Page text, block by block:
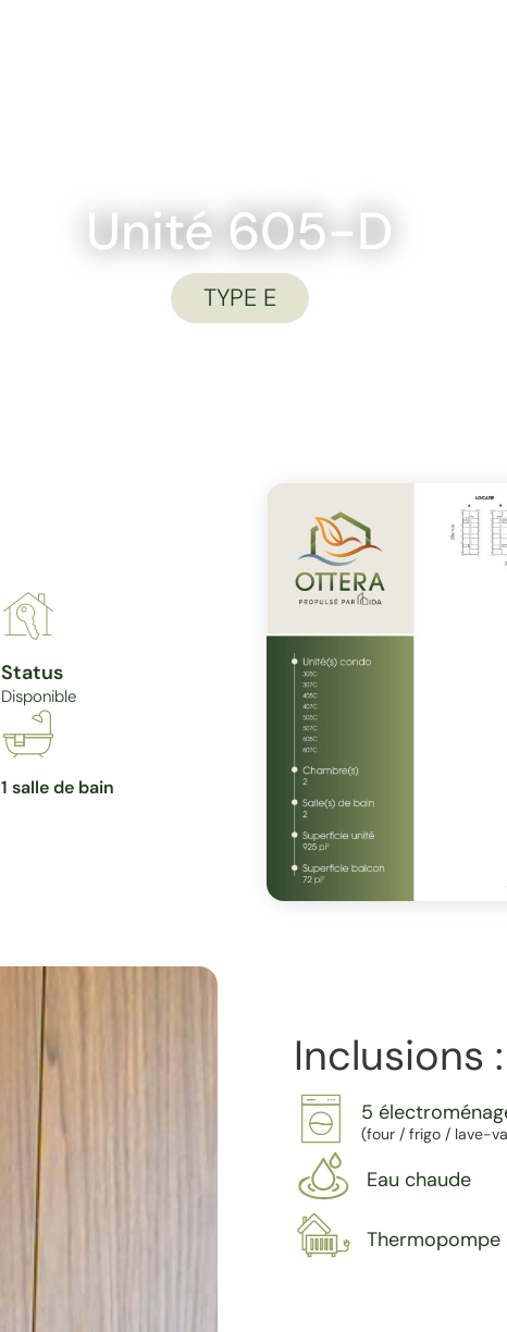
Unité 605-D
TYPE E
Status
Disponible
1 salle de bain
Inclusions :
5
(four / frigo / lave-
Eau chaude
Thermopompe